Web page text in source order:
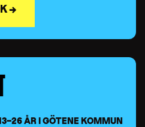
→
ÅR I GÖTENE KOMMUN